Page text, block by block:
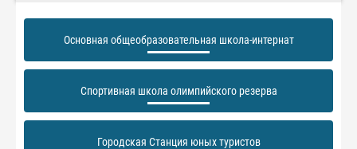
Основная общеобразовательная школа-интернат
Спортивная школа олимпийского резерва
Городская Станция юных туристов